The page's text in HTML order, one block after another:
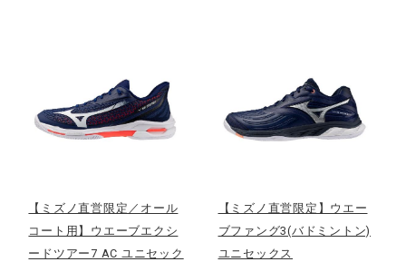
直営店一覧
【ミズノ直営限定／オール
コート用】ウエーブエクシ
ードツアー7 AC ユニセック
【ミズノ直営限定】ウエー
ブファング3(バドミントン)
ユニセックス